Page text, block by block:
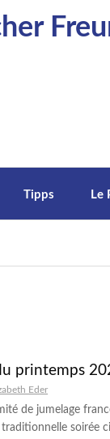
Tipps Le
printemps
Eder
de jumelage
soirée